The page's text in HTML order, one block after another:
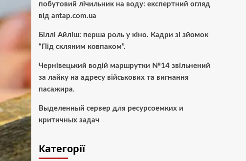
побутовий лічильник на воду: експертний огляд
від antap.com.ua
Біллі Айліш: перша роль у кіно. Кадри зі зйомок
“Під скляним ковпаком”.
Чернівецький водій маршрутки №14 звільнений
за лайку на адресу військових та вигнання
пасажира.
Выделенный сервер для ресурсоемких и
критичных задач
Категорії